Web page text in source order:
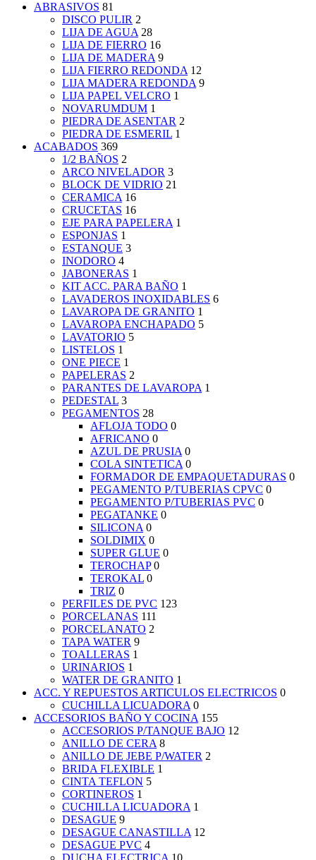
ABRASIVOS 81
DISCO PULIR 2
LIJA DE AGUA 28
LIJA DE FIERRO 16
LIJA DE MADERA 9
LIJA FIERRO REDONDA 12
LIJA MADERA REDONDA 9
LIJA PAPEL VELCRO 1
NOVARUMDUM 1
PIEDRA DE ASENTAR 2
PIEDRA DE ESMERIL 1
ACABADOS 369
1/2 BAÑOS 2
ARCO NIVELADOR 3
BLOCK DE VIDRIO 21
CERAMICA 16
CRUCETAS 16
EJE PARA PAPELERA 1
ESPONJAS 1
ESTANQUE 3
INODORO 4
JABONERAS 1
KIT ACC. PARA BAÑO 1
LAVADEROS INOXIDABLES 6
LAVAROPA DE GRANITO 1
LAVAROPA ENCHAPADO 5
LAVATORIO 5
LISTELOS 1
ONE PIECE 1
PAPELERAS 2
PARANTES DE LAVAROPA 1
PEDESTAL 3
PEGAMENTOS 28
AFLOJA TODO 0
AFRICANO 0
AZUL DE PRUSIA 0
COLA SINTETICA 0
FORMADOR DE EMPAQUETADURAS 0
PEGAMENTO P/TUBERIAS CPVC 0
PEGAMENTO P/TUBERIAS PVC 0
PEGATANKE 0
SILICONA 0
SOLDIMIX 0
SUPER GLUE 0
TEROCHAP 0
TEROKAL 0
TRIZ 0
PERFILES DE PVC 123
PORCELANAS 111
PORCELANATO 2
TAPA WATER 9
TOALLERAS 1
URINARIOS 1
WATER DE GRANITO 1
ACC. Y REPUESTOS ARTICULOS ELECTRICOS 0
CUCHILLA LICUADORA 0
ACCESORIOS BAÑO Y COCINA 155
ACCESORIOS P/TANQUE BAJO 12
ANILLO DE CERA 8
ANILLO DE JEBE P/WATER 2
BRIDA FLEXIBLE 1
CINTA TEFLON 5
CORTINEROS 1
CUCHILLA LICUADORA 1
DESAGUE 9
DESAGUE CANASTILLA 12
DESAGUE PVC 4